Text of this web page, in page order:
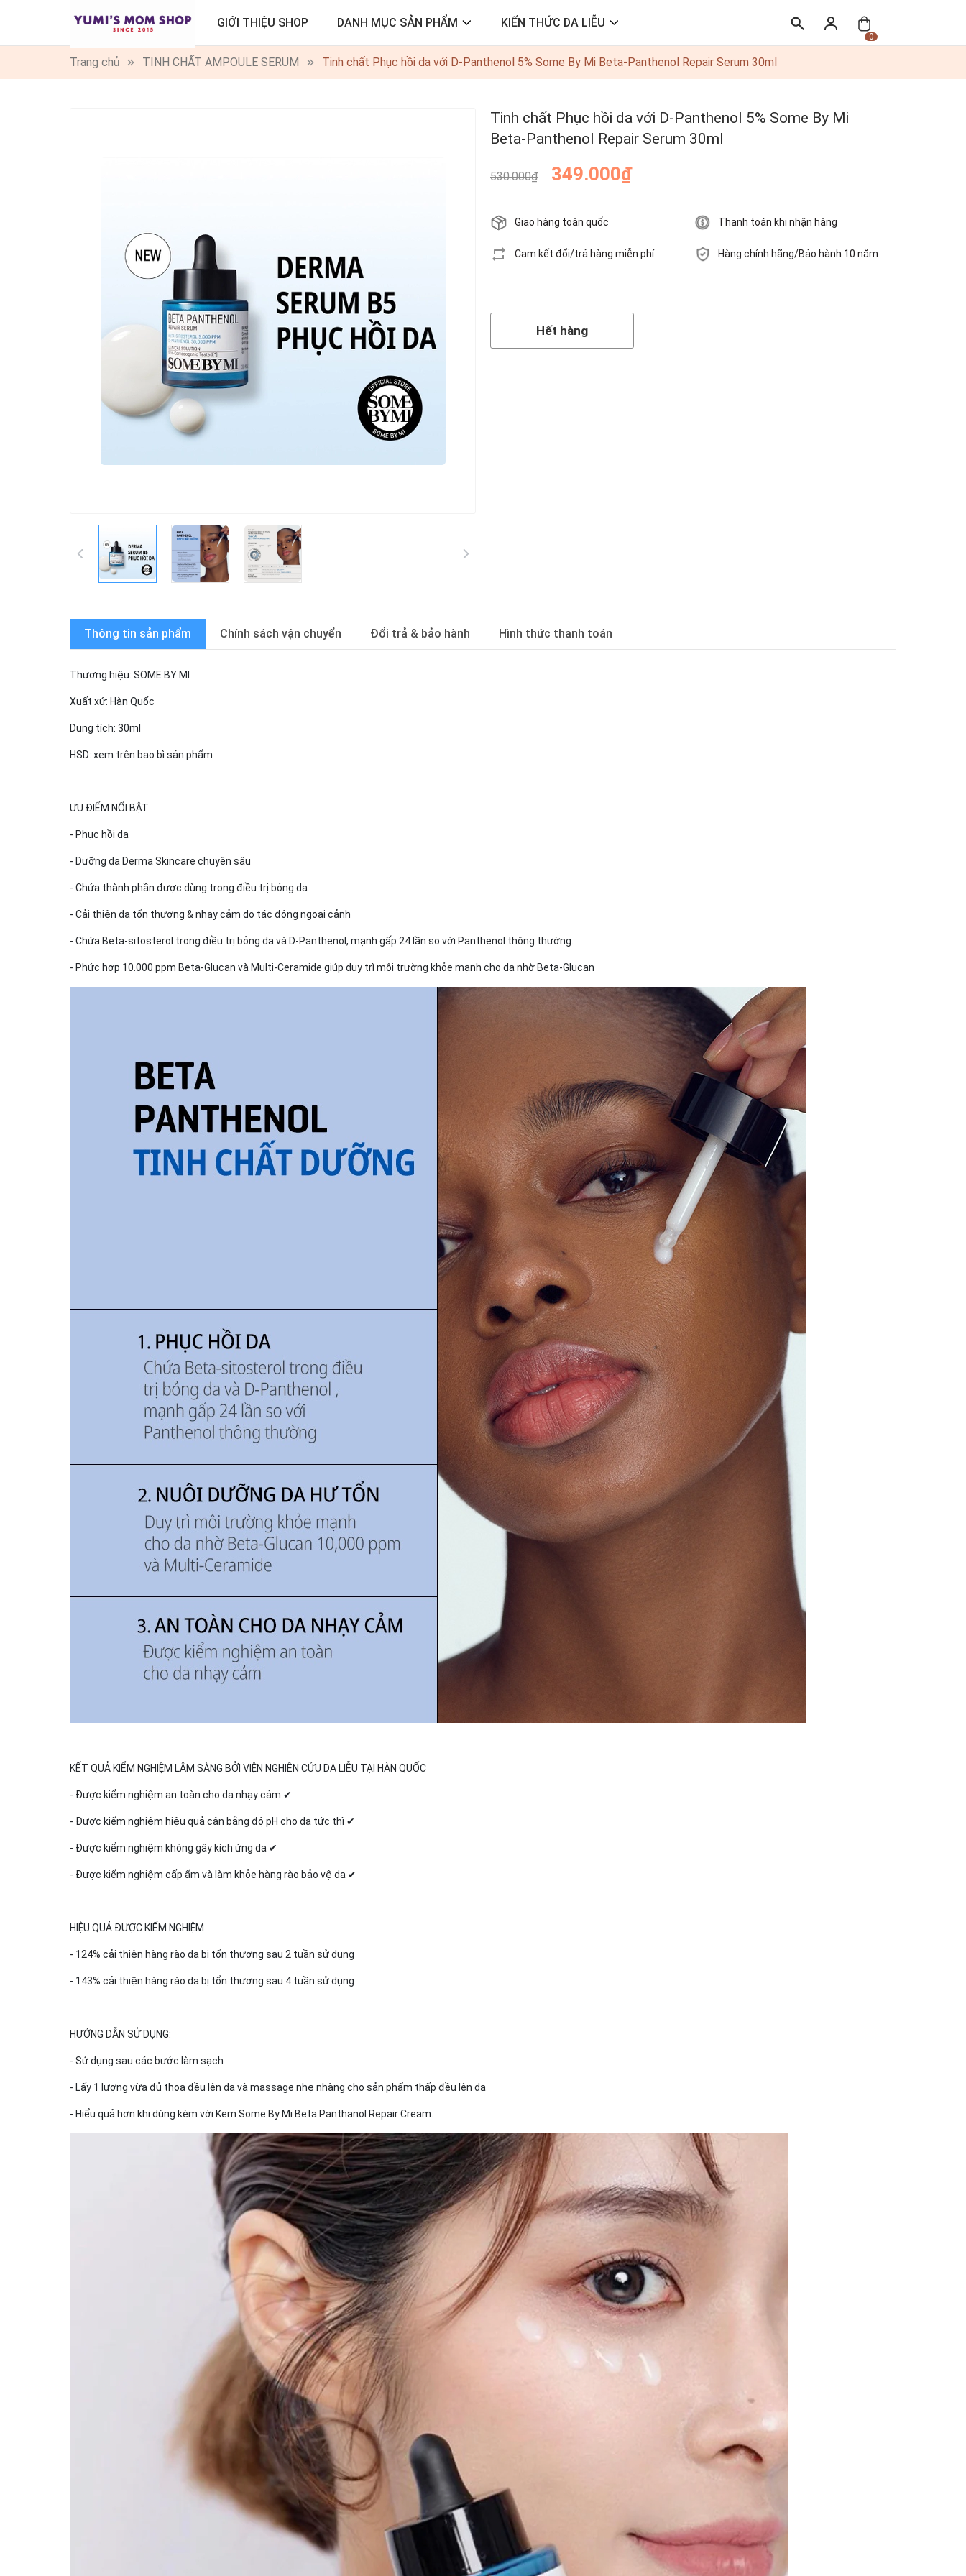
GIỚI THIỆU SHOP DANH MỤC SẢN PHẨM KIẾN THỨC DA LIỄU
0
Trang chủ TINH CHẤT AMPOULE SERUM Tinh chất Phục hồi da với D-Panthenol 5% Some By Mi Beta-Panthenol Repair Serum 30ml
Tinh chất Phục hồi da với D-Panthenol 5% Some By Mi
Beta-Panthenol Repair Serum 30ml
530.000₫ 349.000₫
Giao hàng toàn quốc Thanh toán khi nhận hàng
Cam kết đổi/trả hàng miễn phí Hàng chính hãng/Bảo hành 10 năm
Hết hàng
Thông tin sản phẩm Chính sách vận chuyển Đổi trả & bảo hành Hình thức thanh toán
Thương hiệu: SOME BY MI
Xuất xứ: Hàn Quốc
Dung tích: 30ml
HSD: xem trên bao bì sản phẩm
ƯU ĐIỂM NỔI BẬT:
- Phục hồi da
- Dưỡng da Derma Skincare chuyên sâu
- Chứa thành phần được dùng trong điều trị bỏng da
- Cải thiện da tổn thương & nhạy cảm do tác động ngoại cảnh
- Chứa Beta-sitosterol trong điều trị bỏng da và D-Panthenol, mạnh gấp 24 lần so với Panthenol thông thường.
- Phức hợp 10.000 ppm Beta-Glucan và Multi-Ceramide giúp duy trì môi trường khỏe mạnh cho da nhờ Beta-Glucan
KẾT QUẢ KIỂM NGHIỆM LÂM SÀNG BỞI VIỆN NGHIÊN CỨU DA LIỄU TẠI HÀN QUỐC
- Được kiểm nghiệm an toàn cho da nhạy cảm ✔
- Được kiểm nghiệm hiệu quả cân bằng độ pH cho da tức thì ✔
- Được kiểm nghiệm không gây kích ứng da ✔
- Được kiểm nghiệm cấp ẩm và làm khỏe hàng rào bảo vệ da ✔
HIỆU QUẢ ĐƯỢC KIỂM NGHIỆM
- 124% cải thiện hàng rào da bị tổn thương sau 2 tuần sử dụng
- 143% cải thiện hàng rào da bị tổn thương sau 4 tuần sử dụng
HƯỚNG DẪN SỬ DỤNG:
- Sử dụng sau các bước làm sạch
- Lấy 1 lượng vừa đủ thoa đều lên da và massage nhẹ nhàng cho sản phẩm thấp đều lên da
- Hiểu quả hơn khi dùng kèm với Kem Some By Mi Beta Panthanol Repair Cream.